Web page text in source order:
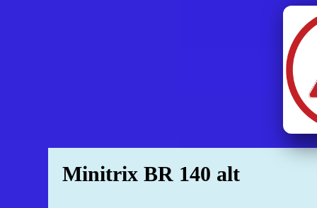
Minitrix BR 140 alt